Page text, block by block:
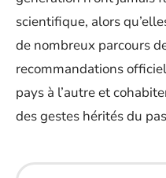
scientifique, alors
de nombreux parcours
recommandations
pays à l’autre et
des gestes hérités du